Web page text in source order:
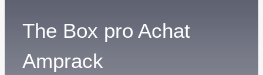
The Box pro Achat
Amprack